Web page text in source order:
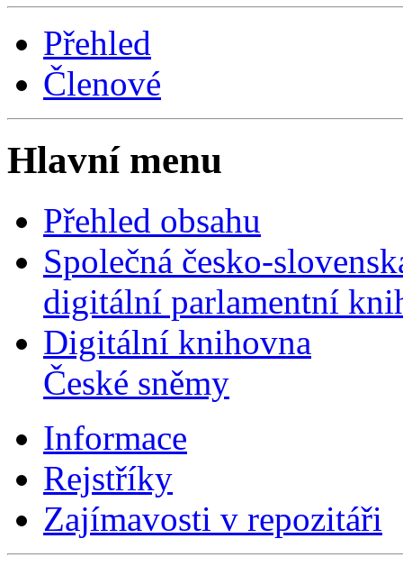
Přehled
Členové
Hlavní menu
Přehled obsahu
Společná česko-
digitální parlamentní
Digitální knihovna
České sněmy
Informace
Rejstříky
Zajímavosti v repozitáři